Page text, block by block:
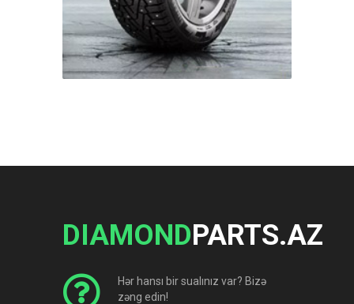
DIAMONDPARTS.AZ
Hər hansı bir sualınız var? Bizə
zəng edin!